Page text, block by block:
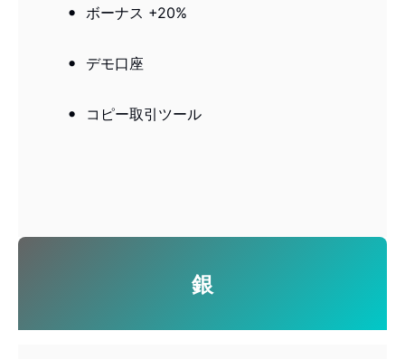
ボーナス +20%
デモ口座
コピー取引ツール
銀